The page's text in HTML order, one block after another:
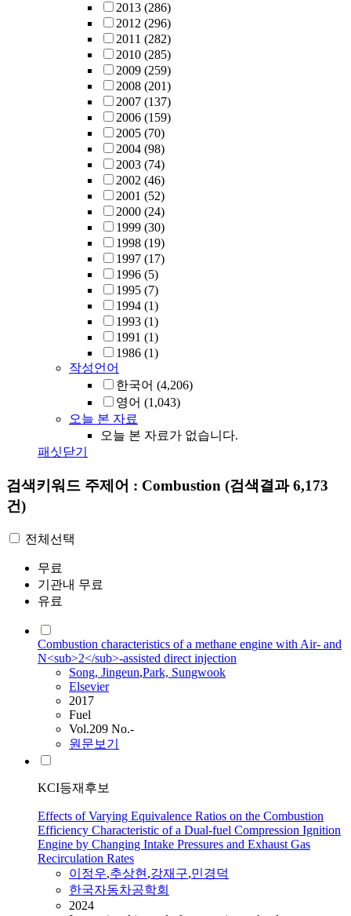
2013 (286)
2012 (296)
2011 (282)
2010 (285)
2009 (259)
2008 (201)
2007 (137)
2006 (159)
2005 (70)
2004 (98)
2003 (74)
2002 (46)
2001 (52)
2000 (24)
1999 (30)
1998 (19)
1997 (17)
1996 (5)
1995 (7)
1994 (1)
1993 (1)
1991 (1)
1986 (1)
작성언어
한국어 (4,206)
영어 (1,043)
오늘 본 자료
오늘 본 자료가 없습니다.
패싯닫기
검색키워드 주제어 : Combustion (검색결과 6,173
건)
전체선택
무료
기관내 무료
유료
Combustion characteristics of a methane engine with Air- and
N<sub>2</sub>-assisted direct injection
Song, Jingeun,Park, Sungwook
Elsevier
2017
Fuel
Vol.209 No.-
원문보기
KCI등재후보
Effects of Varying Equivalence Ratios on the Combustion
Efficiency Characteristic of a Dual-fuel Compression Ignition
Engine by Changing Intake Pressures and Exhaust Gas
Recirculation Rates
이정우,추상현,강재구,민경덕
한국자동차공학회
2024